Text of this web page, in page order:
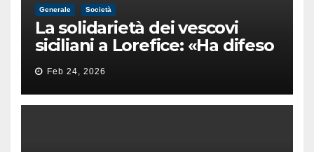
Generale Società
La solidarietà dei vescovi
siciliani a Lorefice: «Ha difeso
il valore e la dignità
dell’umanità»
Feb 24, 2026